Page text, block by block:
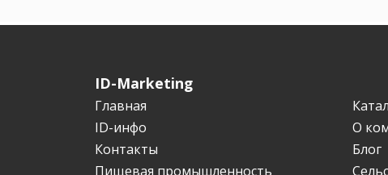
ID-Marketing
Главная
ID-инфо
О
Контакты
Блог
Пищевая промышленность